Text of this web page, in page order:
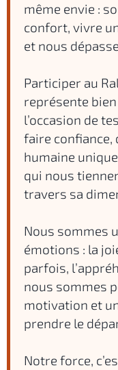
même envie :
confort, vivre
et nous
Participer au
représente bien
l’occasion de
faire confiance,
humaine
qui nous
travers sa
Nous sommes
émotions : la
parfois,
nous sommes
motivation et
prendre le
Notre force,